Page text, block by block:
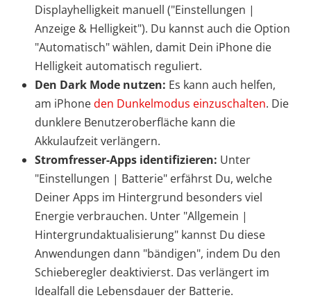
Displayhelligkeit manuell ("Einstellungen |
Anzeige & Helligkeit"). Du kannst auch die Option
"Automatisch" wählen, damit Dein iPhone die
Helligkeit automatisch reguliert.
Den Dark Mode nutzen: Es kann auch helfen,
am iPhoneden Dunkelmodus einzuschalten. Die
dunklere Benutzeroberfläche kann die
Akkulaufzeit verlängern.
Stromfresser-Apps identifizieren: Unter
"Einstellungen | Batterie" erfährst Du, welche
Deiner Apps im Hintergrund besonders viel
Energie verbrauchen. Unter "Allgemein |
Hintergrundaktualisierung" kannst Du diese
Anwendungen dann "bändigen", indem Du den
Schieberegler deaktivierst. Das verlängert im
Idealfall die Lebensdauer der Batterie.